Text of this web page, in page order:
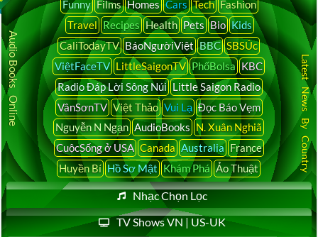
Funny Films Homes Cars Tech Fashion
Travel Recipes Health Pets Bio Kids
CaliTodayTV BáoNgườiViệt BBC SBSÚc
ViệtFaceTV LittleSaigonTV PhốBolsa KBC
Radio Đáp Lời Sông Núi Little Saigon Radio
VânSơnTV Việt Thảo Vui Lạ Đọc Báo Vẹm
Nguyễn N Ngạn AudioBooks N. Xuân Nghiã
CuộcSống ở USA Canada Australia France
Huyền Bí Hồ Sơ Mật Khám Phá Ảo Thuật
Nhạc Chọn Lọc
TV Shows VN | US-UK
Audio Books Online Latest News By Country